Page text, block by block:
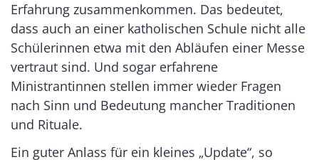
Erfahrung zusammenkommen. Das bedeutet,
dass auch an einer katholischen Schule nicht alle
Schülerinnen etwa mit den Abläufen einer Messe
vertraut sind. Und sogar erfahrene
Ministrantinnen stellen immer wieder Fragen
nach Sinn und Bedeutung mancher Traditionen
und Rituale.
Ein guter Anlass für ein kleines „Update“, so